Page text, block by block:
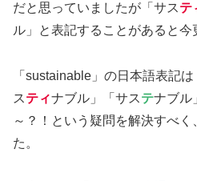
だと思っていましたが「サステ
ル」と表記することがあると今
「sustainable」の日本語表記は
スティナブル」「サステナブル
～？！という疑問を解決すべ
た。